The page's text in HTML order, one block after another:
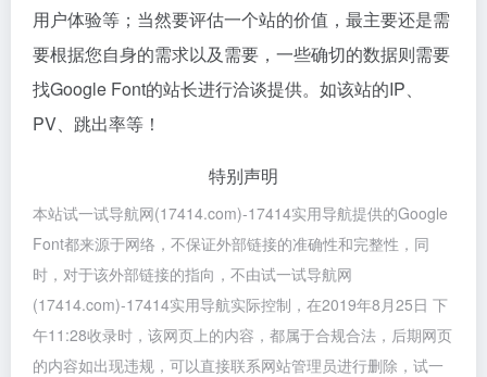
用户体验等；当然要评估一个站的价值，最主要还是需
要根据您自身的需求以及需要，一些确切的数据则需要
找Google Font的站长进行洽谈提供。如该站的IP、
PV、跳出率等！
特别声明
本站试一试导航网(17414.com)-17414实用导航提供的Google
Font都来源于网络，不保证外部链接的准确性和完整性，同
时，对于该外部链接的指向，不由试一试导航网
(17414.com)-17414实用导航实际控制，在2019年8月25日 下
午11:28收录时，该网页上的内容，都属于合规合法，后期网页
的内容如出现违规，可以直接联系网站管理员进行删除，试一